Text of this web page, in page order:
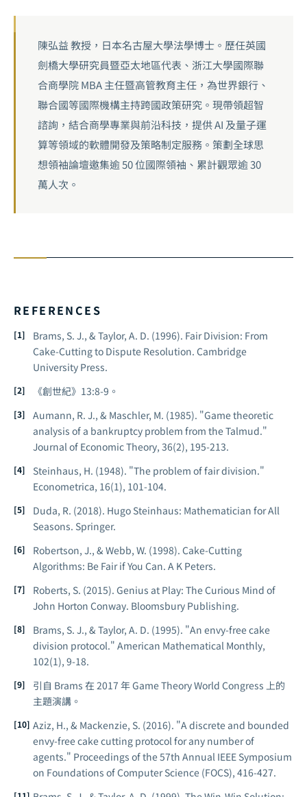
陳弘益 教授，日本名古屋大學法學博士。歷任英國
劍橋大學研究員暨亞太地區代表、浙江大學國際聯
合商學院 MBA 主任暨高管教育主任，為世界銀行、
聯合國等國際機構主持跨國政策研究。現帶領超智
諮詢，結合商學專業與前沿科技，提供 AI 及量子運
算等領域的軟體開發及策略制定服務。策劃全球思
想領袖論壇邀集逾 50 位國際領袖、累計觀眾逾 30
萬人次。
REFERENCES
Brams, S. J., & Taylor, A. D. (1996). Fair Division: From
Cake-Cutting to Dispute Resolution. Cambridge
University Press.
《創世紀》13:8-9。
Aumann, R. J., & Maschler, M. (1985). "Game theoretic
analysis of a bankruptcy problem from the Talmud."
Journal of Economic Theory, 36(2), 195-213.
Steinhaus, H. (1948). "The problem of fair division."
Econometrica, 16(1), 101-104.
Duda, R. (2018). Hugo Steinhaus: Mathematician for All
Seasons. Springer.
Robertson, J., & Webb, W. (1998). Cake-Cutting
Algorithms: Be Fair if You Can. A K Peters.
Roberts, S. (2015). Genius at Play: The Curious Mind of
John Horton Conway. Bloomsbury Publishing.
Brams, S. J., & Taylor, A. D. (1995). "An envy-free cake
division protocol." American Mathematical Monthly,
102(1), 9-18.
引自 Brams 在 2017 年 Game Theory World Congress 上的
主題演講。
Aziz, H., & Mackenzie, S. (2016). "A discrete and bounded
envy-free cake cutting protocol for any number of
agents." Proceedings of the 57th Annual IEEE Symposium
on Foundations of Computer Science (FOCS), 416-427.